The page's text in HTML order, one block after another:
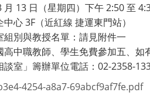
月 13 日（星期四）下午 2:50 至
中心 3F（近紅線 捷運東門站）
組別與教授名單：請見附件一
高中職教師、學生免費參加五、
談室」籌辦單位電話：02-2358-
4254-a8a7-69abcf9af7fe.pdf